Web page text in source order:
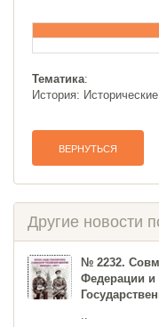
Тематика:
История:
ВЕРНУТЬСЯ
Другие новости
№ 2232.
Федерации и
..